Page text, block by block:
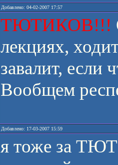
Добавлено: 04-02-2007 17:57
ТЮТИКОВ!!!
лекциях,
завалит, если
Вообщем
Добавлено: 17-03-2007 15:59
я тоже за